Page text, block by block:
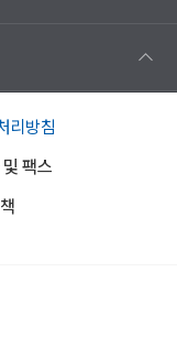
리방침
팩스